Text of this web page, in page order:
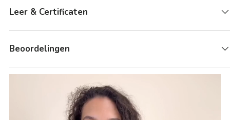
Leer & Certificaten
Beoordelingen